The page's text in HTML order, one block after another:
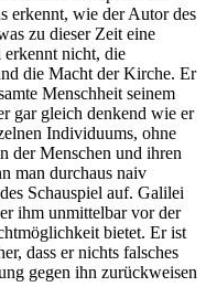
erkennt, wie der Autor des
zu dieser Zeit eine
nicht, die
die Macht der Kirche. Er
Menschheit seinem
gar gleich denkend wie er
Individuums, ohne
der Menschen und ihren
man durchaus naiv
Schauspiel auf. Galilei
ihm unmittelbar vor der
bietet. Er ist
dass er nichts falsches
gegen ihn zurückweisen